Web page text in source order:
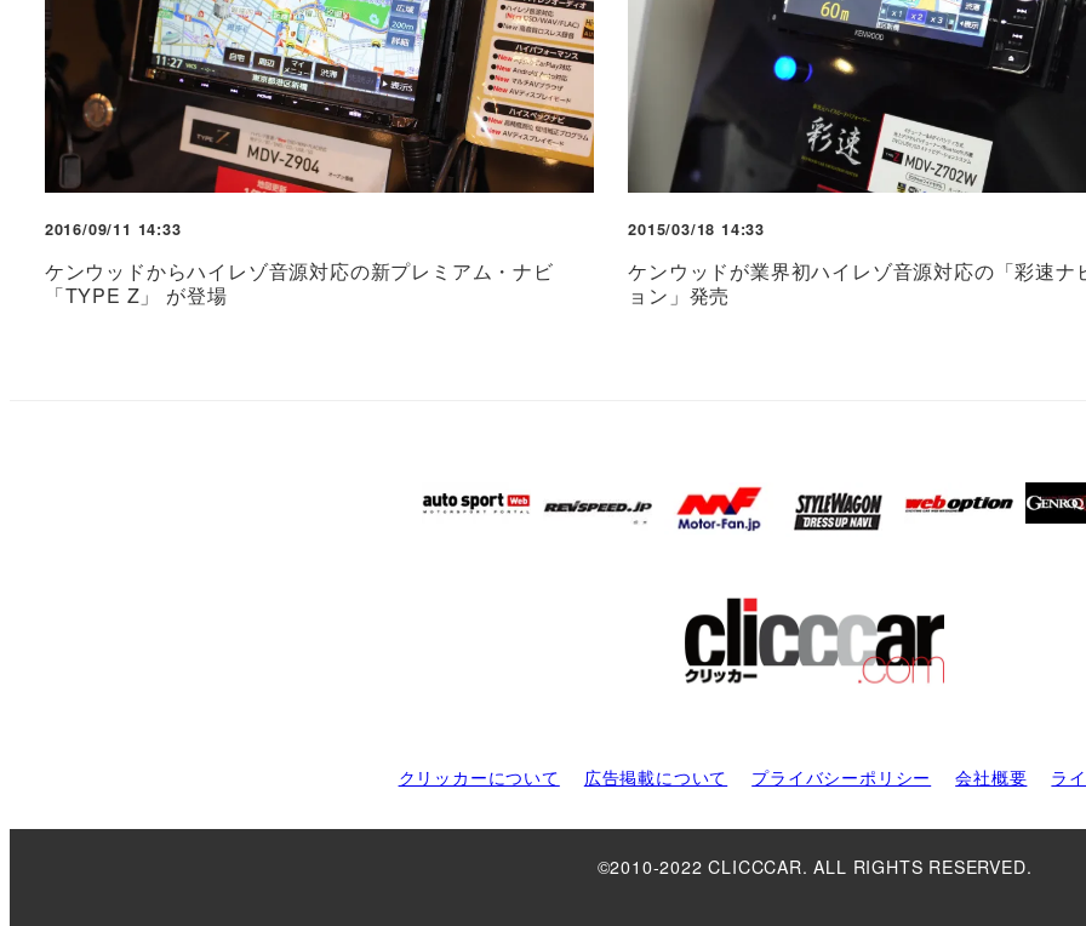
2016/09/11 14:33
ケンウッドからハイレゾ音源対応の新プレミアム・ナビ
「TYPE Z」 が登場
2015/03/18 14:33
ケンウッドが業界初ハイレゾ音源対応の「彩速ナ
ョン」発売
クリッカーについて 広告掲載について プライバシーポリシー 会社概要 ラ
©2010-2022 CLICCCAR. ALL RIGHTS RESERVED.